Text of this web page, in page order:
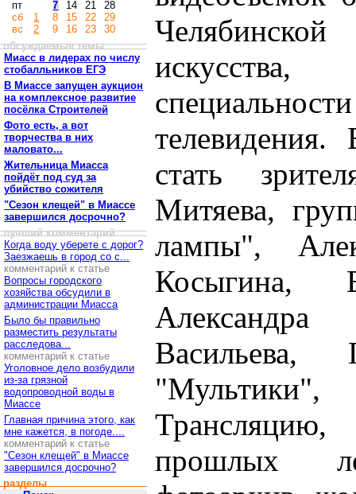
пт
сб
вс
1
2
7
8
9
14
15
16
21
22
23
28
29
30
обсуждаемые темы
Миасс в лидерах по числу
стобалльников ЕГЭ
В Миассе запущен аукцион
на комплексное развитие
посёлка Строителей
Фото есть, а вот
творчества в них
маловато...
Жительница Миасса
пойдёт под суд за
убийство сожителя
"Сезон клещей" в Миассе
завершился досрочно?
лучший комментарий
Когда воду уберете с дорог?
Заезжаешь в город со с...
комментарий к статье
Вопросы городского
хозяйства обсудили в
администрации Миасса
Было бы правильно
разместить результаты
расследова...
комментарий к статье
Уголовное дело возбудили
из-за грязной
водопроводной воды в
Миассе
Главная причина этого, как
мне кажется, в погоде....
комментарий к статье
"Сезон клещей" в Миассе
завершился досрочно?
разделы
стать
Митяева,
лампы",
Косыгина,
прошлых